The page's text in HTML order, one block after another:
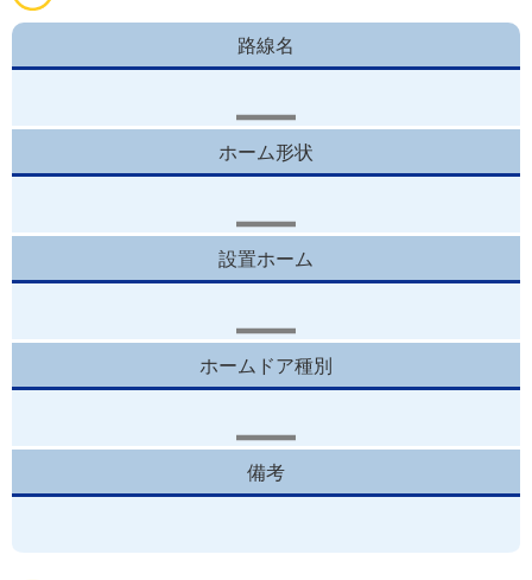
路線名
ホーム形状
設置ホーム
ホームドア種別
備考